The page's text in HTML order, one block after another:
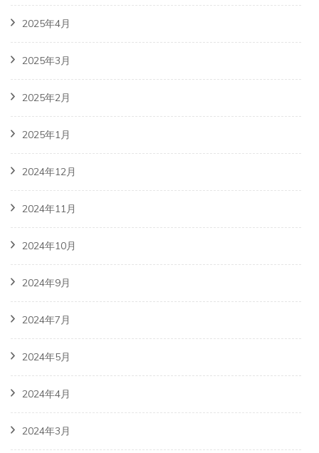
2025年4月
2025年3月
2025年2月
2025年1月
2024年12月
2024年11月
2024年10月
2024年9月
2024年7月
2024年5月
2024年4月
2024年3月